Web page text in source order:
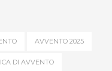
AVVENTO 2025
DI AVVENTO